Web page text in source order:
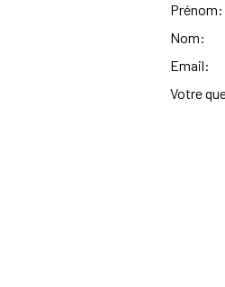
Prénom:
Nom:
Email:
Votre